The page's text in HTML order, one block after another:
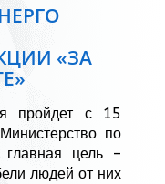
«ЗА
пройдет с 15
по
цель –
людей от них